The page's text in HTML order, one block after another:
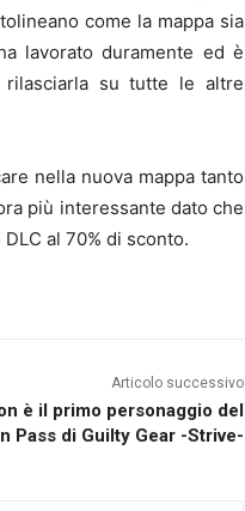
come la mappa sia
lavorato duramente ed è
rilasciarla su tutte le altre
nella nuova mappa tanto
più interessante dato che
al 70% di sconto.
Articolo successivo
è il primo personaggio del
Pass di Guilty Gear -Strive-